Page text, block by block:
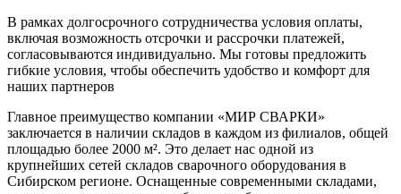
В рамках долгосрочного сотрудничества условия оплаты,
включая возможность отсрочки и рассрочки платежей,
согласовываются индивидуально. Мы готовы предложить
гибкие условия, чтобы обеспечить удобство и комфорт для
наших партнеров
Главное преимущество компании «МИР СВАРКИ»
заключается в наличии складов в каждом из филиалов, общей
площадью более 2000 м². Это делает нас одной из
крупнейших сетей складов сварочного оборудования в
Сибирском регионе. Оснащенные современными складами,